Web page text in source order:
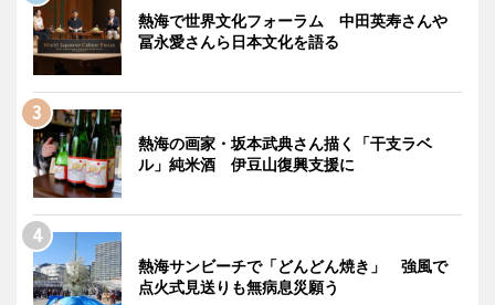
熱海で世界文化フォーラム 中田英寿さんや
冨永愛さんら日本文化を語る
熱海の画家・坂本武典さん描く「干支ラベ
ル」純米酒 伊豆山復興支援に
熱海サンビーチで「どんどん焼き」 強風で
点火式見送りも無病息災願う